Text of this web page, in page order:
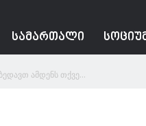
ᲡᲐᲛᲐᲠᲗᲐᲚᲘ
ამდენს თქვე...